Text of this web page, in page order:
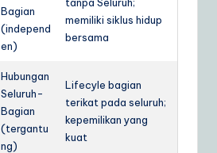
Bagian
(independ
en)
memiliki siklus hidup
bersama
Hubungan
Seluruh-
Bagian
(tergantu
ng)
Lifecyle bagian
terikat pada seluruh;
kepemilikan yang
kuat